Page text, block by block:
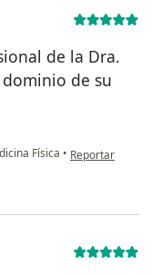
de la Dra.
de su
Física • en opinión del
Reportar